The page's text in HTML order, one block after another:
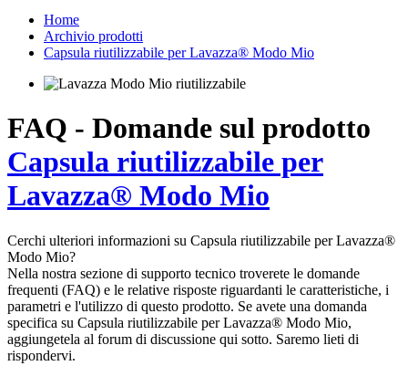
Home
Archivio prodotti
Capsula riutilizzabile per Lavazza® Modo Mio
FAQ - Domande sul prodotto
Capsula riutilizzabile per
Lavazza® Modo Mio
Cerchi ulteriori informazioni su Capsula riutilizzabile per Lavazza®
Modo Mio?
Nella nostra sezione di supporto tecnico troverete le domande
frequenti (FAQ) e le relative risposte riguardanti le caratteristiche, i
parametri e l'utilizzo di questo prodotto. Se avete una domanda
specifica su Capsula riutilizzabile per Lavazza® Modo Mio,
aggiungetela al forum di discussione qui sotto. Saremo lieti di
rispondervi.